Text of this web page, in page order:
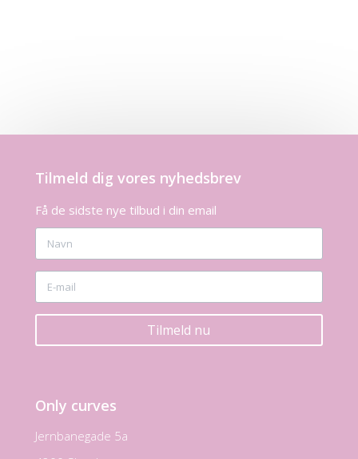
Tilmeld dig vores nyhedsbrev
Få de sidste nye tilbud i din email
Tilmeld nu
Only curves
Jernbanegade 5a